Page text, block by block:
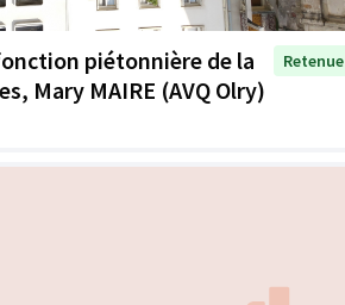
piétonnière de la
Mary MAIRE (AVQ Olry)
Retenue